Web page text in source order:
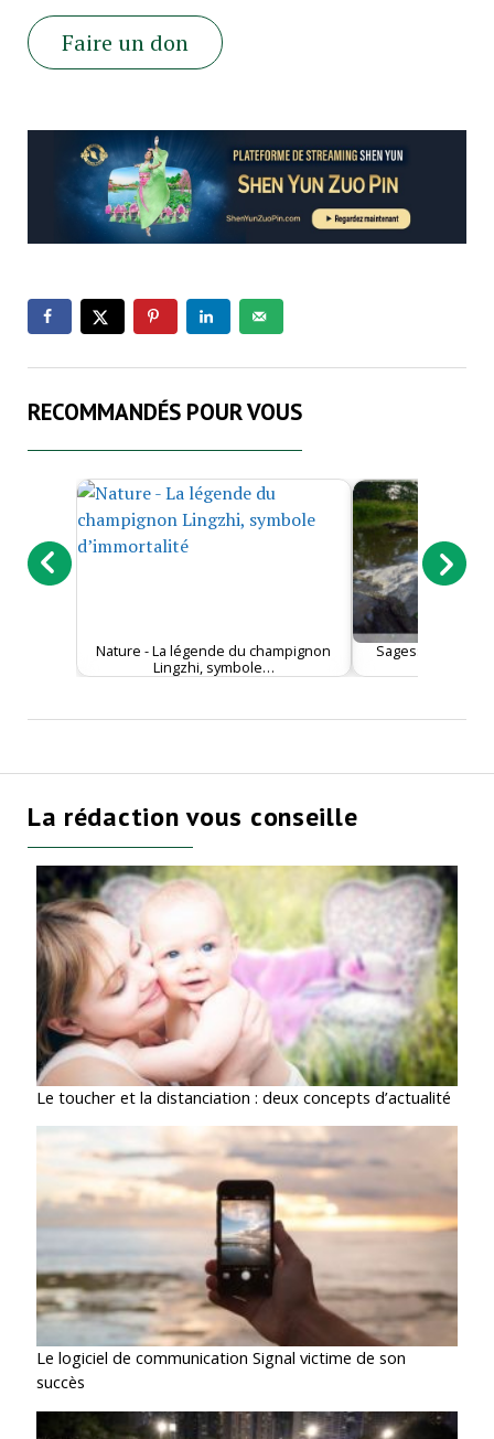
Faire un don
RECOMMANDÉS POUR VOUS
Nature - La légende du champignon
Lingzhi, symbole…
Sagesse - La
La rédaction vous conseille
Le toucher et la distanciation : deux concepts d’actualité
Le logiciel de communication Signal victime de son
succès